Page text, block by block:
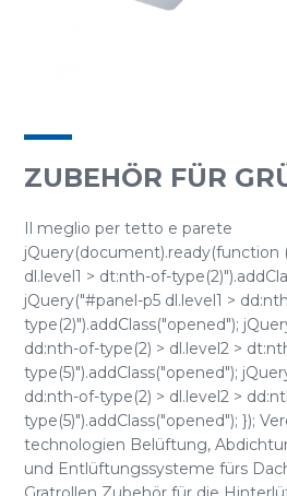
ZUBEHÖR FÜR
Il meglio per tetto e parete
jQuery(document).ready(function
dl.level1 > dt:nth-of-
jQuery("#panel-p5 dl.level1 >
type(2)").addClass("opened");
dd:nth-of-type(2) > dl.level2 >
type(5)").addClass("opened");
dd:nth-of-type(2) > dl.level2 >
type(5)").addClass("opened"); });
technologien Belüftung,
und Entlüftungssysteme fürs